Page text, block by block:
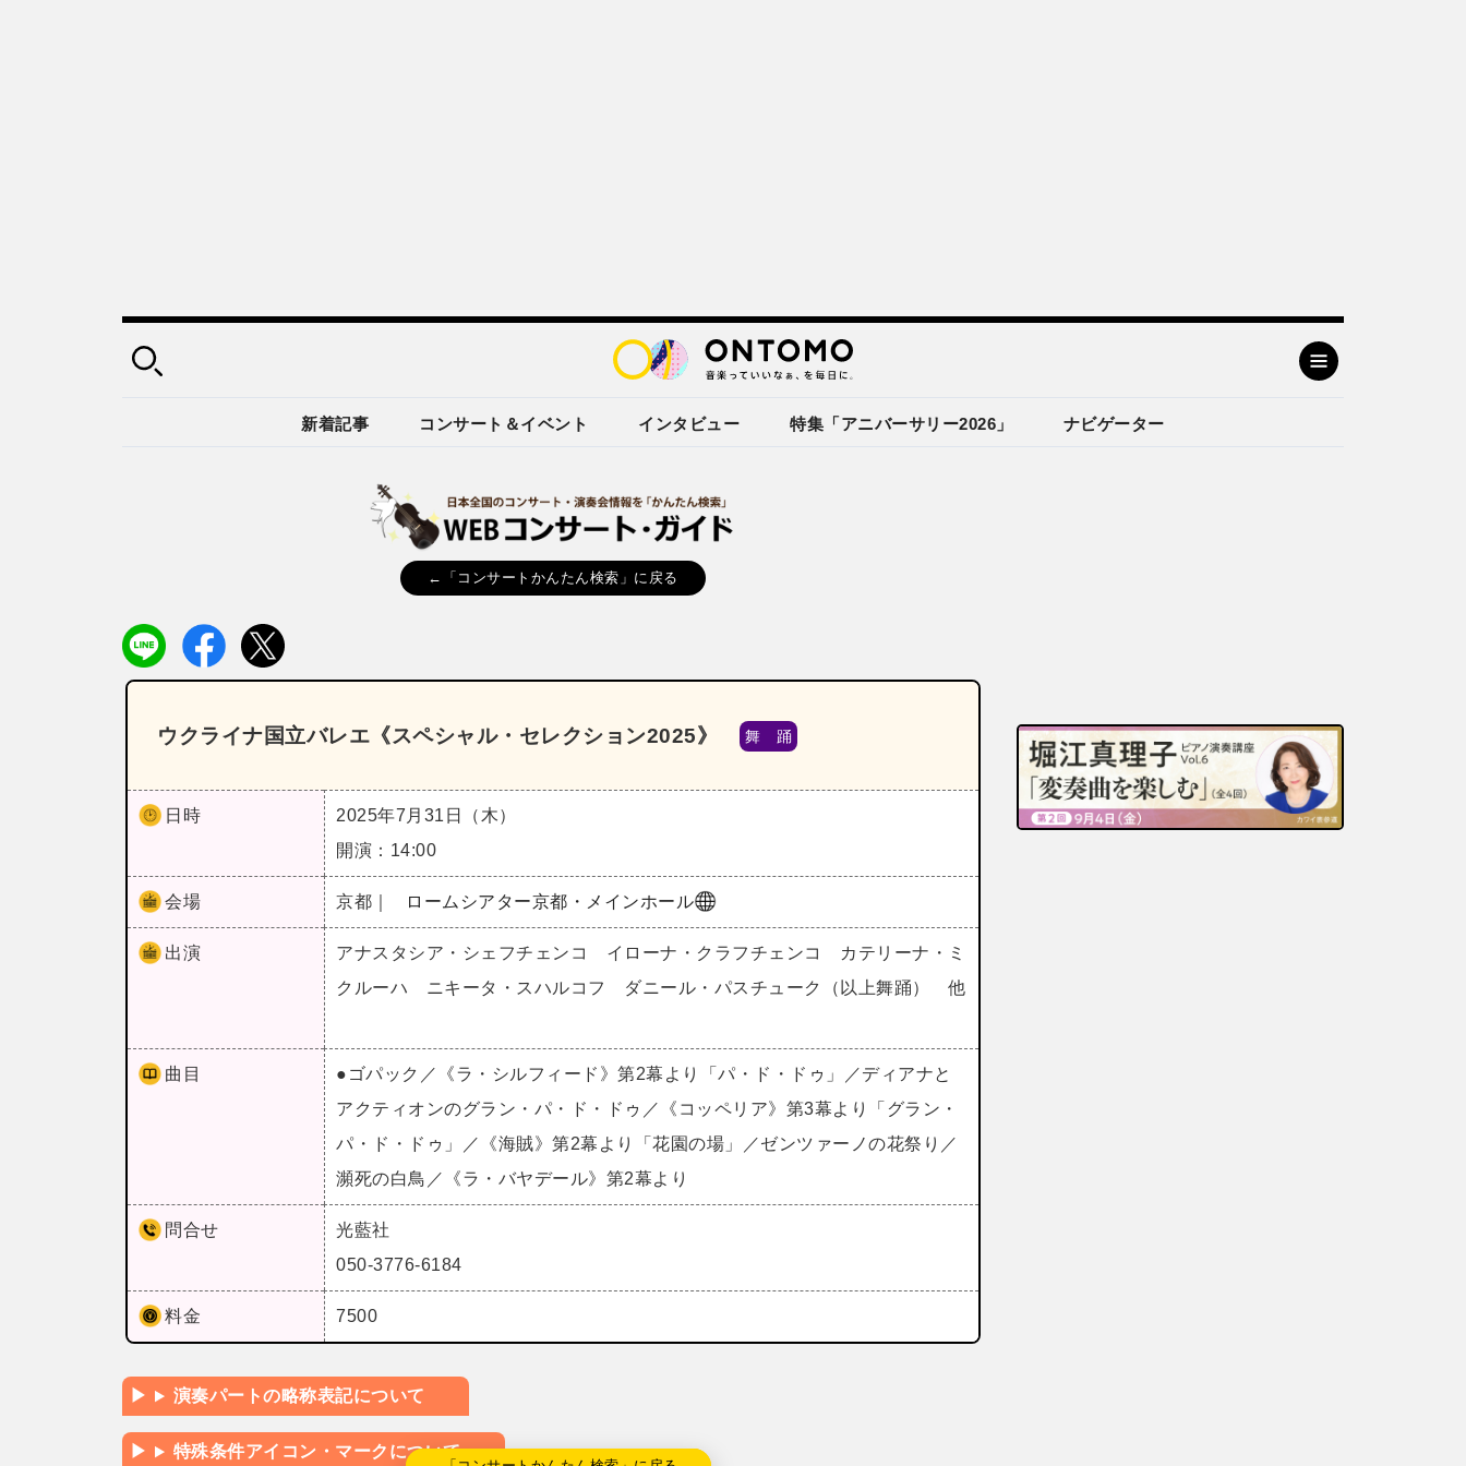
新着記事 コンサート＆イベント インタビュー 特集「アニバーサリー2026」 ナビゲーター
←「コンサートかんたん検索」に戻る
ウクライナ国立バレエ《スペシャル・セレクション2025》 舞 踊
日時
2025年7月31日（木）
開演：14:00
会場 京都｜ ロームシアター京都・メインホール
出演
アナスタシア・シェフチェンコ イローナ・クラフチェンコ カテリーナ・ミ
クルーハ ニキータ・スハルコフ ダニール・パスチューク（以上舞踊） 他
曲目
●ゴパック／《ラ・シルフィード》第2幕より「パ・ド・ドゥ」／ディアナと
アクティオンのグラン・パ・ド・ドゥ／《コッペリア》第3幕より「グラン・
パ・ド・ドゥ」／《海賊》第2幕より「花園の場」／ゼンツァーノの花祭り／
瀕死の白鳥／《ラ・バヤデール》第2幕より
問合せ
光藍社
050-3776-6184
料金 7500
演奏パートの略称表記について
特殊条件アイコン・マークについて